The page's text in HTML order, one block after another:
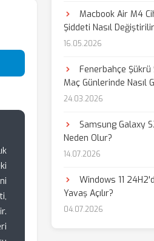
Paylaş
Macbook Air M4
Şiddeti Nasıl
16.05.2026
Fenerbahçe
Maç Günlerinde Nasıl
24.03.2026
Samsung Galaxy
Neden Olur?
14.07.2026
Windows 11
Yavaş Açılır?
04.07.2026